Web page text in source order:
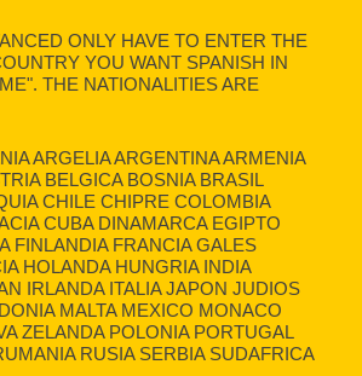
ONLY HAVE TO ENTER THE
YOU WANT SPANISH IN
THE NATIONALITIES ARE
ARGELIA ARGENTINA ARMENIA
BELGICA BOSNIA BRASIL
CHILE CHIPRE COLOMBIA
CUBA DINAMARCA EGIPTO
FINLANDIA FRANCIA GALES
HOLANDA HUNGRIA INDIA
IRLANDA ITALIA JAPON JUDIOS
MALTA MEXICO MONACO
ZELANDA POLONIA PORTUGAL
RUSIA SERBIA SUDAFRICA